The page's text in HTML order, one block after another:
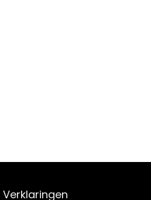
Verklaringen